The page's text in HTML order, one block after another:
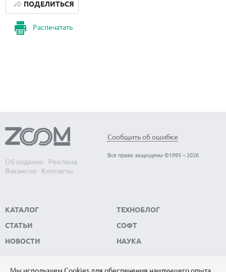
Распечатать
ПОДЕЛИТЬСЯ
Об издании
Реклама
Вакансии
Контакты
Сообщить об ошибке
Все права защищены ©1995 – 2026
КАТАЛОГ
СТАТЬИ
НОВОСТИ
ТЕХНОБЛОГ
СОФТ
НАУКА